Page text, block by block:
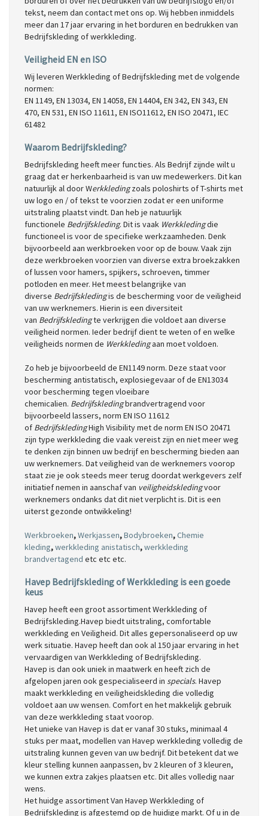
tekst, neem dan contact met ons op. Wij hebben inmiddels
meer dan 17 jaar ervaring in het borduren en bedrukken van
Bedrijfskleding of werkkleding.
Veiligheid EN en ISO
Wij leveren Werkkleding of Bedrijfskleding met de volgende
normen:
EN 1149, EN 13034, EN 14058, EN 14404, EN 342, EN 343, EN
470, EN 531, EN ISO 11611, EN ISO11612, EN ISO 20471, IEC
61482
Waarom Bedrijfskleding?
Bedrijfskleding heeft meer functies. Als Bedrijf zijnde wilt u
graag dat er herkenbaarheid is van uw medewerkers. Dit kan
natuurlijk al door Werkkledingzoals poloshirts of T-shirts met
uw logo en / of tekst te voorzien zodat er een uniforme
uitstraling plaatst vindt. Dan heb je natuurlijk
functionele Bedrijfskleding. Dit is vaak Werkkledingdie
functioneel is voor de specifieke werkzaamheden. Denk
bijvoorbeeld aan werkbroeken voor op de bouw. Vaak zijn
deze werkbroeken voorzien van diverse extra broekzakken
of lussen voor hamers, spijkers, schroeven, timmer
potloden en meer. Het meest belangrijke van
diverse Bedrijfskledingis de bescherming voor de veiligheid
van uw werknemers. Hierin is een diversiteit
van Bedrijfskledingte verkrijgen die voldoet aan diverse
veiligheid normen. Ieder bedrijf dient te weten of en welke
veiligheids normen de Werkkledingaan moet voldoen.
Zo heb je bijvoorbeeld de EN1149 norm. Deze staat voor
bescherming antistatisch, explosiegevaar of de EN13034
voor bescherming tegen vloeibare
chemicalien. Bedrijfskledingbrandvertragend voor
bijvoorbeeld lassers, norm EN ISO 11612
of BedrijfskledingHigh Visibility met de norm EN ISO 20471
zijn type werkkleding die vaak vereist zijn en niet meer weg
te denken zijn binnen uw bedrijf en bescherming bieden aan
uw werknemers. Dat veiligheid van de werknemers voorop
staat zie je ook steeds meer terug doordat werkgevers zelf
initiatief nemen in aanschaf van veiligheidskledingvoor
werknemers ondanks dat dit niet verplicht is. Dit is een
uiterst gezonde ontwikkeling!
Werkbroeken,Werkjassen,Bodybroeken,Chemie
kleding,werkkleding anistatisch,werkkleding
brandvertagend etc etc etc.
Havep Bedrijfskleding of Werkkleding is een goede
keus
Havep heeft een groot assortiment Werkkleding of
Bedrijfskleding.Havep biedt uitstraling, comfortable
werkkleding en Veiligheid. Dit alles gepersonaliseerd op uw
werk situatie. Havep heeft dan ook al 150 jaar ervaring in het
vervaardigen van Werkkleding of Bedrijfskleding.
Havep is dan ook uniek in maatwerk en heeft zich de
afgelopen jaren ook gespecialiseerd in specials. Havep
maakt werkkleding en veiligheidskleding die volledig
voldoet aan uw wensen. Comfort en het makkelijk gebruik
van deze werkkleding staat voorop.
Het unieke van Havep is dat er vanaf 30 stuks, minimaal 4
stuks per maat, modellen van Havep werkkleding volledig de
uitstraling kunnen geven van uw bedrijf. Dit betekent dat we
kleur stelling kunnen aanpassen, bv 2 kleuren of 3 kleuren,
we kunnen extra zakjes plaatsen etc. Dit alles volledig naar
wens.
Het huidge assortiment Van Havep Werkkleding of
Bedrijfskleding is afgestemd op de huidige markt. Of u in de